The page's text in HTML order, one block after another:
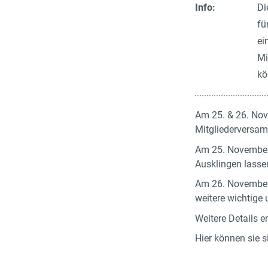
Info:
Am 25. & 26.
Am 25.
Ausklingen
Am 26.
weitere wichtige
Weitere Details
Hier können sie